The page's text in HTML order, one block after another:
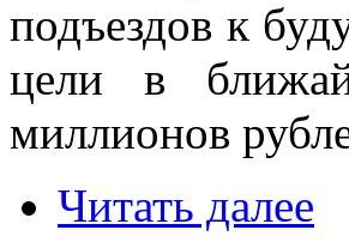
подъездов к
цели в
миллионов
Читать далее